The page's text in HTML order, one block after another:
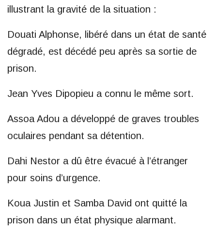
illustrant la gravité de la situation :
Douati Alphonse, libéré dans un état de santé
dégradé, est décédé peu après sa sortie de
prison.
Jean Yves Dipopieu a connu le même sort.
Assoa Adou a développé de graves troubles
oculaires pendant sa détention.
Dahi Nestor a dû être évacué à l’étranger
pour soins d’urgence.
Koua Justin et Samba David ont quitté la
prison dans un état physique alarmant.